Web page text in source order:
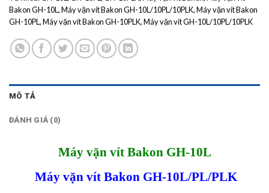
Bakon GH-10L,Máy vặn vít Bakon GH-10L/10PL/10PLK,Máy vặn vít Bakon
GH-10PL,Máy vặn vít Bakon GH-10PLK,Máy vặn vít GH-10L/10PL/10PLK
MÔ TẢ
ĐÁNH GIÁ (0)
Máy vặn vít Bakon GH-10L
Máy vặn vít Bakon GH-10L/PL/PLK